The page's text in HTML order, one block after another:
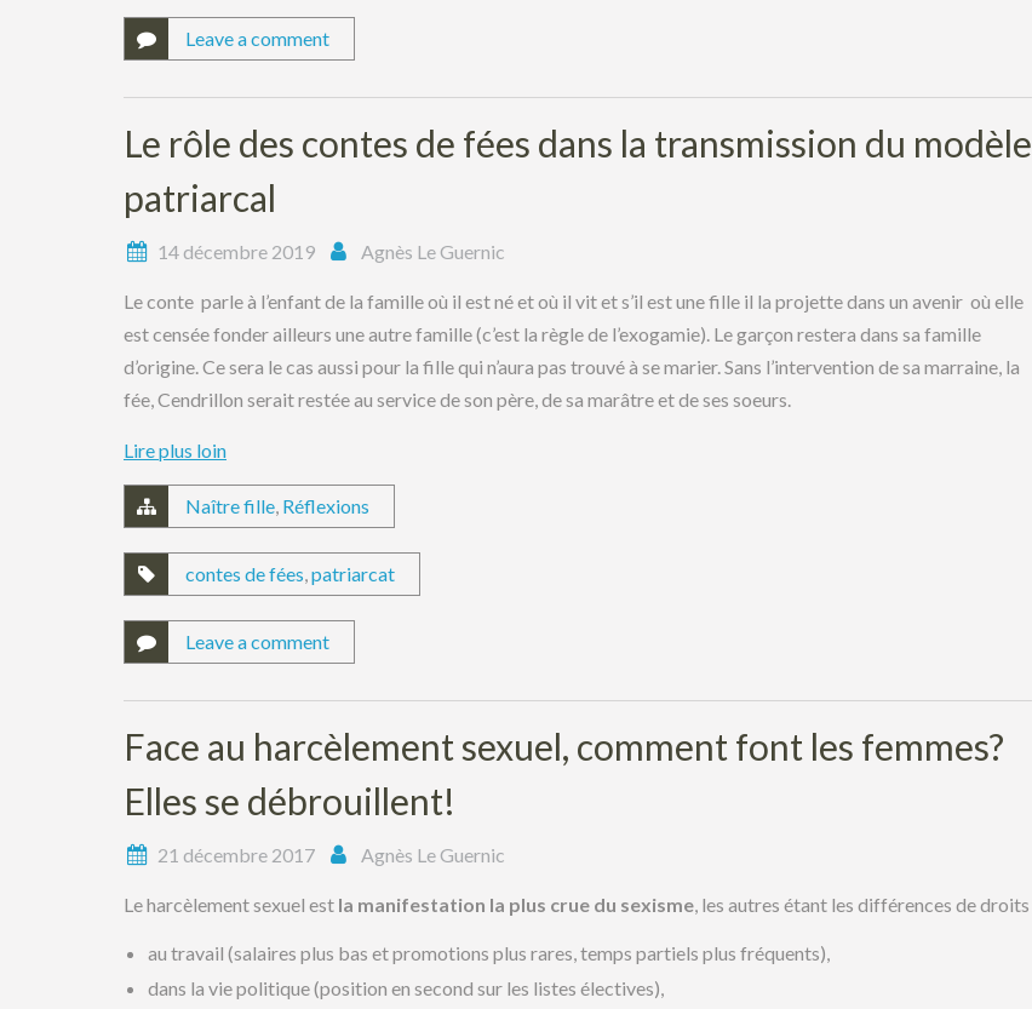
Leave a comment
Le rôle des contes de fées dans la transmission du modèle
patriarcal
14 décembre 2019 Agnès Le Guernic
Le conte parle à l’enfant de la famille où il est né et où il vit et s’il est une fille il la projette dans un avenir où elle
est censée fonder ailleurs une autre famille (c’est la règle de l’exogamie). Le garçon restera dans sa famille
d’origine. Ce sera le cas aussi pour la fille qui n’aura pas trouvé à se marier. Sans l’intervention de sa marraine, la
fée, Cendrillon serait restée au service de son père, de sa marâtre et de ses soeurs.
Lire plus loin
Naître fille, Réflexions
contes de fées,patriarcat
Leave a comment
Face au harcèlement sexuel, comment font les femmes?
Elles se débrouillent!
21 décembre 2017 Agnès Le Guernic
Le harcèlement sexuel est la manifestation la plus crue du sexisme, les autres étant les différences de droits
au travail (salaires plus bas et promotions plus rares, temps partiels plus fréquents),
dans la vie politique (position en second sur les listes électives),